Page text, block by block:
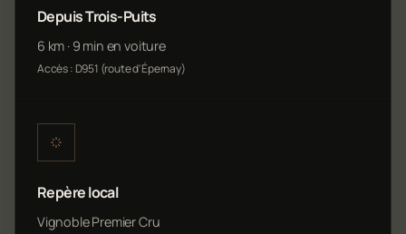
Depuis Trois-Puits
6 km · 9 min en voiture
Accès : D951 (route d'Épernay)
Repère local
Vignoble Premier Cru